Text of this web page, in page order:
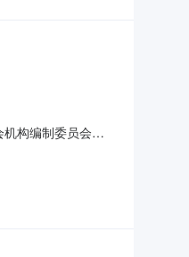
构编制委员会办